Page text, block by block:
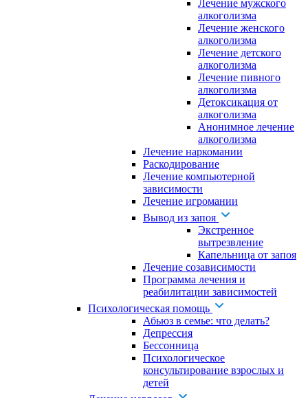
Лечение мужского
алкоголизма
Лечение женского
алкоголизма
Лечение детского
алкоголизма
Лечение пивного
алкоголизма
Детоксикация от
алкоголизма
Анонимное лечение
алкоголизма
Лечение наркомании
Раскодирование
Лечение компьютерной
зависимости
Лечение игромании
Вывод из запоя
Экстренное
вытрезвление
Капельница от запоя
Лечение созависимости
Программа лечения и
реабилитации зависимостей
Психологическая помощь
Абьюз в семье: что делать?
Депрессия
Бессонница
Психологическое
консультирование взрослых и
детей